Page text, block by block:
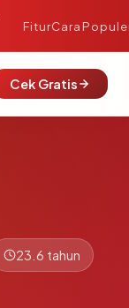
FiturCara
Cek Gratis
23.6 tahun